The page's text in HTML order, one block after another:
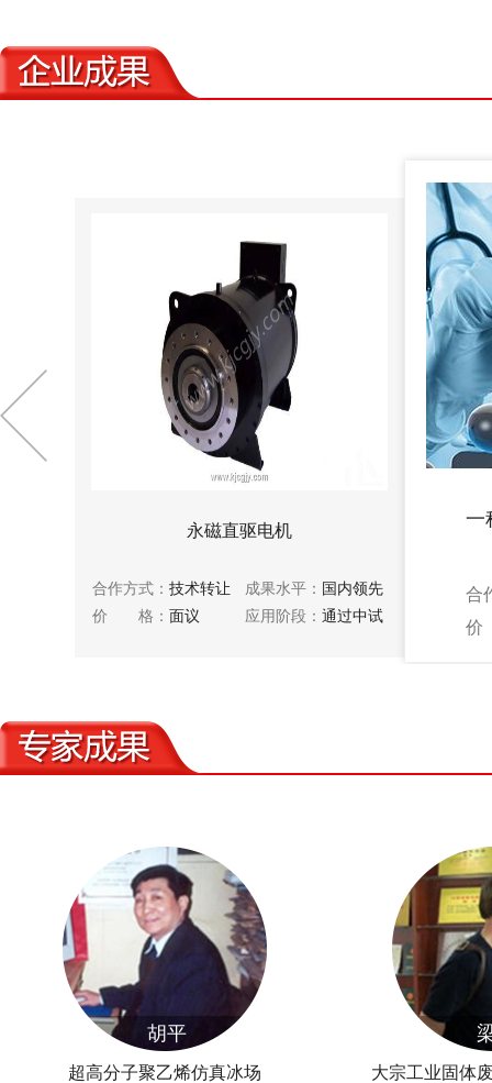
永磁直驱电机
合作方式： 技术转让 成果水平： 国内领先
价 格： 面议 应用阶段： 通过中试
一
合
胡平
超高分子聚乙烯仿真冰场
大宗工业固体